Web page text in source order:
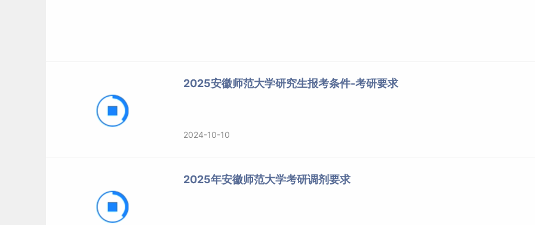
2025安徽师范大学研究生报考条件-考研要求
2024-10-10
2025年安徽师范大学考研调剂要求